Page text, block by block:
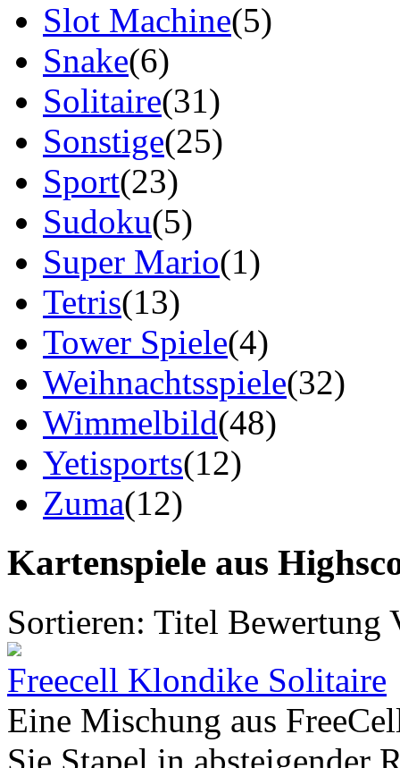
Slot Machine(5)
Snake(6)
Solitaire(31)
Sonstige(25)
Sport(23)
Sudoku(5)
Super Mario(1)
Tetris(13)
Tower Spiele(4)
Weihnachtsspiele(32)
Wimmelbild(48)
Yetisports(12)
Zuma(12)
Kartenspiele aus
Sortieren: Titel Bewertung
Freecell Klondike Solitaire
Eine Mischung aus
Sie Stapel in absteigender